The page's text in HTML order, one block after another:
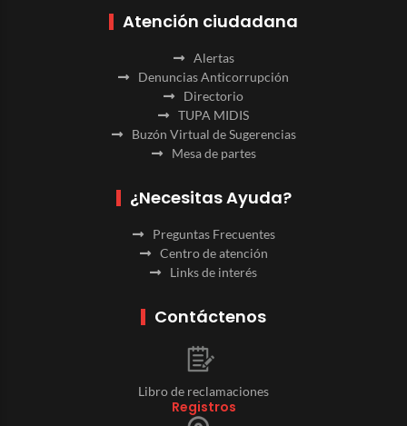
Atención ciudadana
Alertas
Denuncias Anticorrupción
Directorio
TUPA MIDIS
Buzón Virtual de Sugerencias
Mesa de partes
¿Necesitas Ayuda?
Preguntas Frecuentes
Centro de atención
Links de interés
Contáctenos
Libro de reclamaciones
Registros